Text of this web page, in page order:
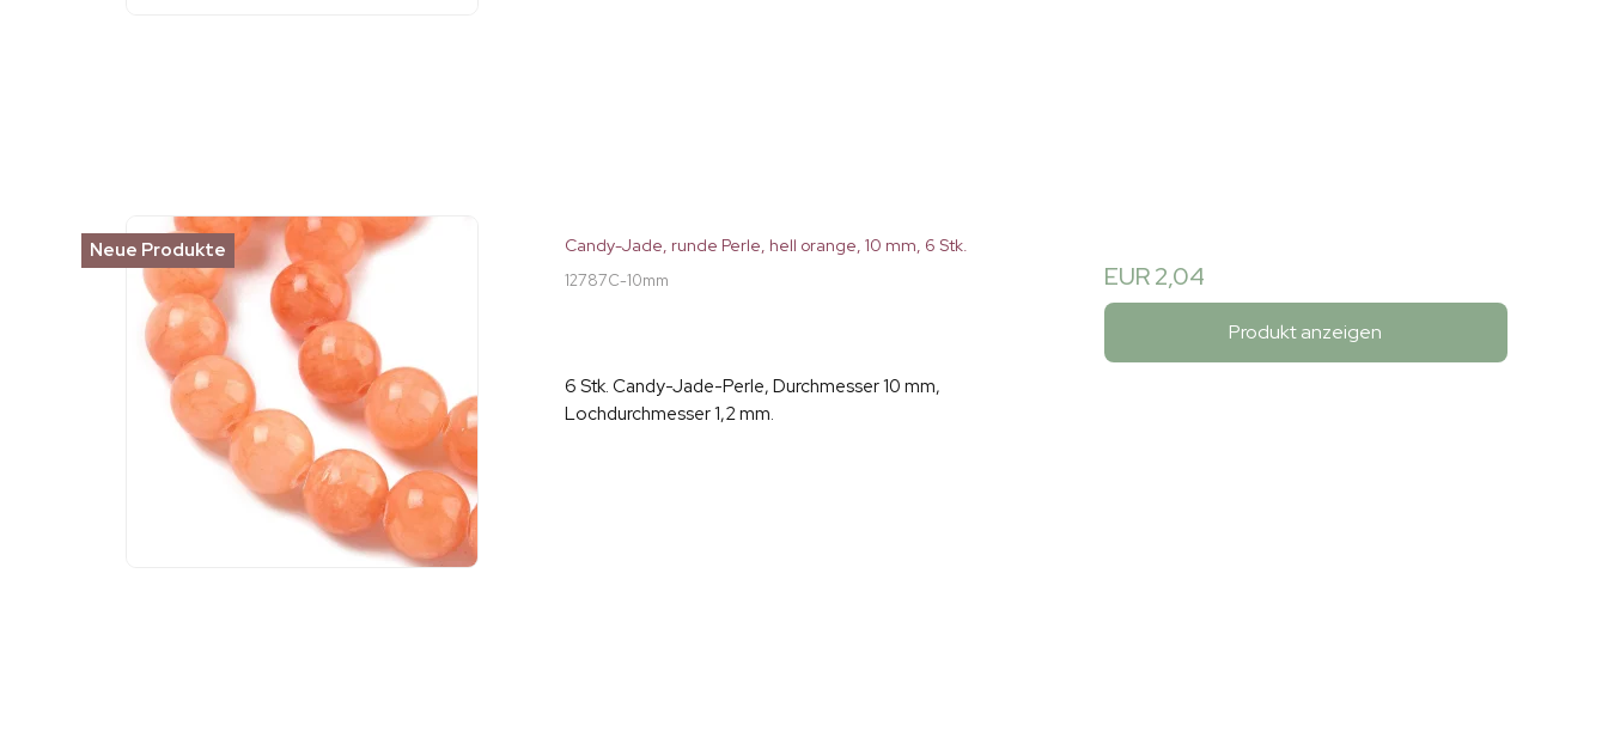
Neue Produkte Candy-Jade, runde Perle, hell orange, 10 mm, 6 Stk.
12787C-10mm
6 Stk. Candy-Jade-Perle, Durchmesser 10 mm,
Lochdurchmesser 1,2 mm.
EUR 2,04
Produkt anzeigen